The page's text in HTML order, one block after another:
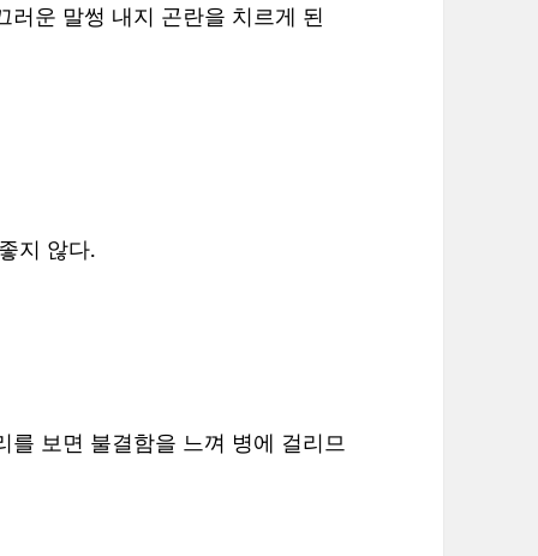
운 말썽 내지 곤란을 치르게 된
지 않다.
를 보면 불결함을 느껴 병에 걸리므